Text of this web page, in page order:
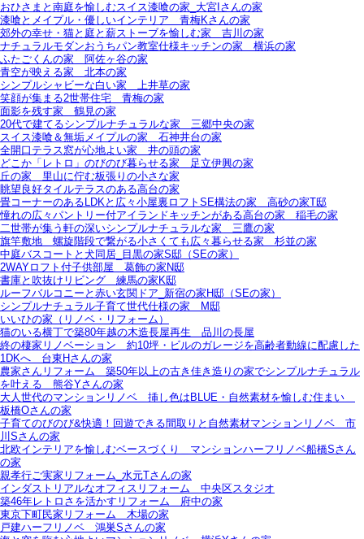
おひさまと南庭を愉しむスイス漆喰の家_大宮Iさんの家
漆喰とメイプル・優しいインテリア＿青梅Kさんの家
郊外の幸せ・猫と庭と薪ストーブを愉しむ家＿吉川の家
ナチュラルモダンおうちパン教室仕様キッチンの家＿横浜の家
ふたごくんの家＿阿佐ヶ谷の家
青空が映える家＿北本の家
シンプルシャビーな白い家＿上井草の家
笑顔が集まる2世帯住宅＿青梅の家
面影を残す家＿鶴見の家
20代で建てるシンプルナチュラルな家＿三郷中央の家
スイス漆喰＆無垢メイプルの家＿石神井台の家
全開口テラス窓が心地よい家＿井の頭の家
どこか「レトロ」のびのび暮らせる家＿足立伊興の家
丘の家＿里山に佇む板張りの小さな家
眺望良好タイルテラスのある高台の家
畳コーナーのあるLDKと広々小屋裏ロフトSE構法の家＿高砂の家T邸
憧れの広々パントリー付アイランドキッチンがある高台の家＿稲毛の家
二世帯が集う軒の深いシンプルナチュラルな家＿三鷹の家
旗竿敷地＿螺旋階段で繋がる小さくても広々暮らせる家＿杉並の家
中庭バスコートと犬同居_目黒の家S邸（SEの家）
2WAYロフト付子供部屋＿葛飾の家N邸
書庫と吹抜けリビング 練馬の家K邸
ルーフバルコニーと赤い玄関ドア_新宿の家H邸（SEの家）
シンプルナチュラル子育て世代仕様の家 M邸
いいひの家（リノベ・リフォーム）
猫のいる横丁で築80年越の木造長屋再生＿品川の長屋
終の棲家リノベーション＿約10坪・ビルのガレージを高齢者動線に配慮した
1DKへ＿台東Hさんの家
農家さんリフォーム＿築50年以上の古き佳き造りの家でシンプルナチュラル
を叶える＿熊谷Yさんの家
大人世代のマンションリノベ＿挿し色はBLUE・自然素材を愉しむ住まい＿
板橋Oさんの家
子育てのびのび&快適！回遊できる間取りと自然素材マンションリノベ＿市
川Sさんの家
北欧インテリアを愉しむベースづくり＿マンションハーフリノベ船橋Sさん
の家
親孝行ご実家リフォーム_水元Tさんの家
インダストリアルなオフィスリフォーム＿中央区スタジオ
築46年レトロさを活かすリフォーム＿府中の家
東京下町民家リフォーム＿木場の家
戸建ハーフリノベ＿鴻巣Sさんの家